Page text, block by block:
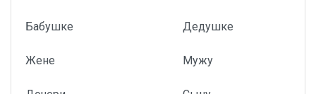
Бабушке Дедушке
Жене Мужу